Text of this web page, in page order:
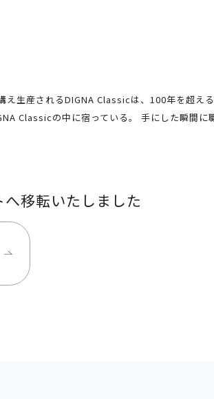
生産されるDIGNA Classicは、100年を超え
Classicの中に宿っている。 手にした瞬間に
移転いたしました